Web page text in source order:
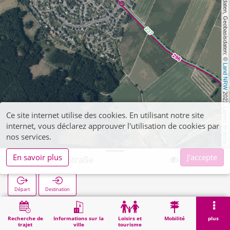
, Kartendaten, Geobasisdaten: ©
Land NRW
2021, Lizenz
dl-de/by-2-0
Recherche de
trajet
Informations sur la
ville
Loisirs et
tourisme
Mobilité plus
Pier Pierer Straße
Départ Destination
Démarrage Pier Pierer Straße
Ce site internet utilise des cookies. En utilisant notre site
internet, vous déclarez approuver l'utilisation de cookies par
nos services.
En savoir plus
J'accepte